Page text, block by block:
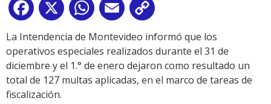
Facebook
X WhatsApp
Email
Link
La Intendencia de Montevideo informó que los
operativos especiales realizados durante el 31 de
diciembre y el 1.° de enero dejaron como resultado un
total de 127 multas aplicadas, en el marco de tareas de
fiscalización.